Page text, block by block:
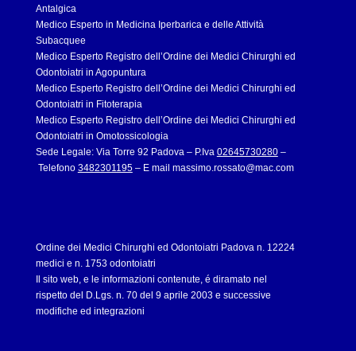
Antalgica
Medico Esperto in Medicina Iperbarica e delle Attività
Subacquee
Medico Esperto Registro dell’Ordine dei Medici Chirurghi ed
Odontoiatri in Agopuntura
Medico Esperto Registro dell’Ordine dei Medici Chirurghi ed
Odontoiatri in Fitoterapia
Medico Esperto Registro dell’Ordine dei Medici Chirurghi ed
Odontoiatri in Omotossicologia
Sede Legale: Via Torre 92 Padova – P.Iva 02645730280–
Telefono 3482301195– E mail massimo.rossato@mac.com
Ordine dei Medici Chirurghi ed Odontoiatri Padova n. 12224
medici e n. 1753 odontoiatri
Il sito web, e le informazioni contenute, é diramato nel
rispetto del D.Lgs. n. 70 del 9 aprile 2003 e successive
modifiche ed integrazioni